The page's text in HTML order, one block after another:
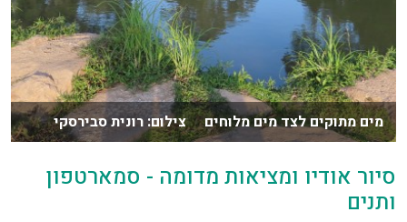
מים מתוקים לצד מים מלוחים צילום: רונית סבירסקי
סיור אודיו ומציאות מדומה - סמארטפון
ותנים